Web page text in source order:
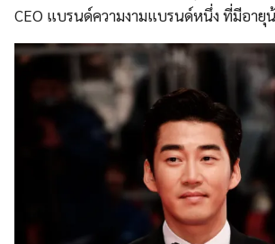
CEO แบรนด์ความงามแบรนด์หนึ่ง ที่มีอายุ